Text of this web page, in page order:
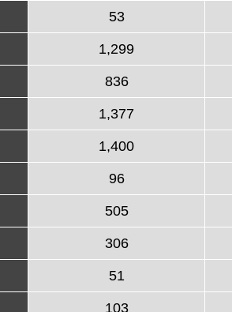
53
1,299
836
1,377
1,400
96
505
306
51
103